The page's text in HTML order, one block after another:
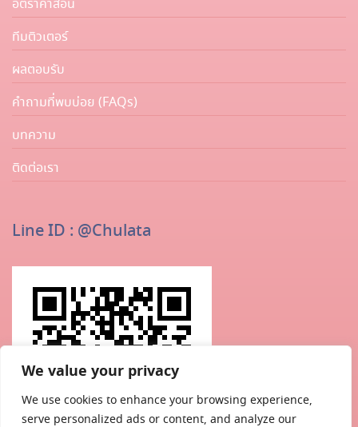
We value your privacy
We use cookies to enhance your browsing experience,
serve personalized ads or content, and analyze our
อัตราค่าสอน
ทีมติวเตอร์
ผลตอบรับ
คำถามที่พบบ่อย (FAQs)
บทความ
ติดต่อเรา
Line ID : @chulata